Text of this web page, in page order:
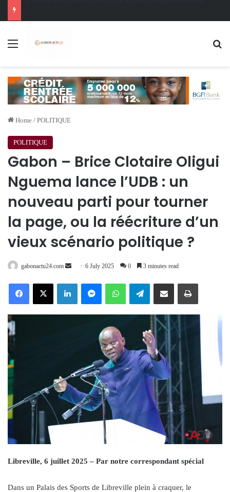
Menu
Home / POLITIQUE
POLITIQUE
Gabon – Brice Clotaire Oligui
Nguema lance l’UDB : un
nouveau parti pour tourner
la page, ou la réécriture d’un
vieux scénario politique ?
gabonactu24.com
Send 6 July 2025 0 3 minutes read
FacebookX LinkedInMessengerWhatsAppTelegramShare via Email Print
Libreville, 6 juillet 2025 – Par notre correspondant spécial
Dans un Palais des Sports de Libreville plein à craquer, le